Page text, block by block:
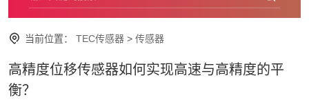
当前位置： TEC传感器 > 传感器
高精度位移传感器如何实现高速与高精度的平
衡？